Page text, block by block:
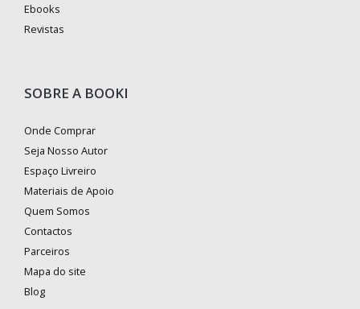
Ebooks
Revistas
SOBRE A BOOKI
Onde Comprar
Seja Nosso Autor
Espaço Livreiro
Materiais de Apoio
Quem Somos
Contactos
Parceiros
Mapa do site
Blog